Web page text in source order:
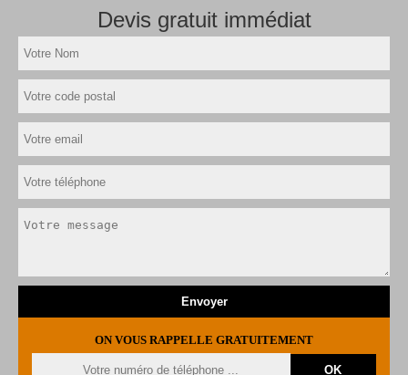
Devis gratuit immédiat
ON VOUS RAPPELLE GRATUITEMENT